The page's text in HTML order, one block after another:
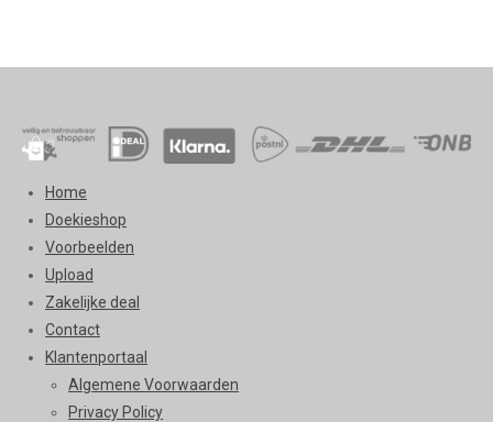
Home
Doekieshop
Voorbeelden
Upload
Zakelijke deal
Contact
Klantenportaal
Algemene Voorwaarden
Privacy Policy